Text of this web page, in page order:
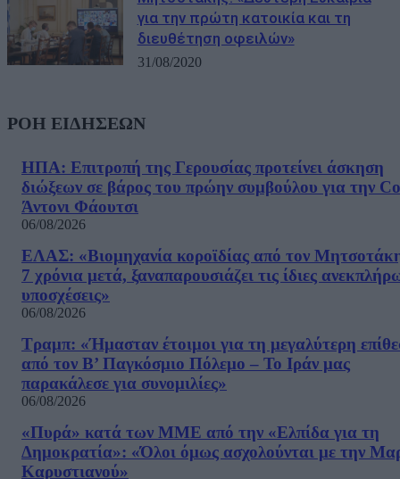
για την πρώτη κατοικία και τη
διευθέτηση οφειλών»
31/08/2020
ΡΟΗ ΕΙΔΗΣΕΩΝ
ΗΠΑ: Επιτροπή της Γερουσίας προτείνει άσκηση
διώξεων σε βάρος του πρώην συμβούλου για την
Άντονι Φάουτσι
06/08/2026
ΕΛΑΣ: «Βιομηχανία κοροϊδίας από τον
7 χρόνια μετά, ξαναπαρουσιάζει τις ίδιες
υποσχέσεις»
06/08/2026
Τραμπ: «Ήμασταν έτοιμοι για τη μεγαλύτερη
από τον Β’ Παγκόσμιο Πόλεμο – Το Ιράν μας
παρακάλεσε για συνομιλίες»
06/08/2026
«Πυρά» κατά των ΜΜΕ από την «Ελπίδα για τη
Δημοκρατία»: «Όλοι όμως ασχολούνται με την
Καρυστιανού»